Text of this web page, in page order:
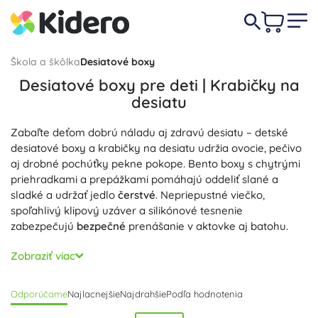
Škola a škôlkaDesiatové boxy
Desiatové boxy pre deti | Krabičky na
desiatu
Zabaľte deťom dobrú náladu aj zdravú desiatu – detské
desiatové boxy a krabičky na desiatu udržia ovocie, pečivo
aj drobné pochúťky pekne pokope. Bento boxy s chytrými
priehradkami a prepážkami pomáhajú oddeliť slané a
sladké a udržať jedlo čerstvé. Nepriepustné viečko,
spoľahlivý klipový uzáver a silikónové tesnenie
zabezpečujú bezpečné prenášanie v aktovke aj batohu.
Materiály
bez BPA a ftalátov
dispozícii sú plastové, nerezové aj kombinované varianty.
možno umývať v umývačke. Premyslený box na desiatu
má ergonomický tvar, dobre padne do detskej ruky a
Zobraziť viac
OdporúčameNajlacnejšieNajdrahšiePodľa hodnotenia